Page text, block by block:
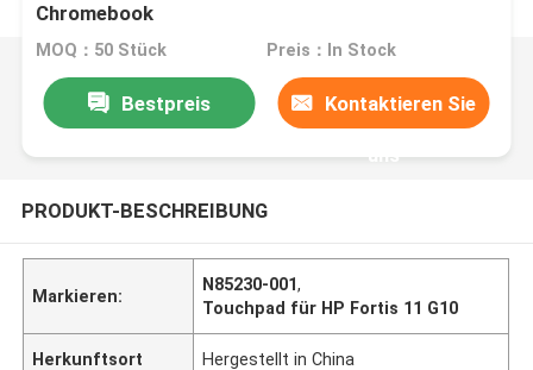
Chromebook
MOQ：50 Stück Preis：In Stock
Bestpreis Kontaktieren Sie
uns
PRODUKT-BESCHREIBUNG
Markieren:
N85230-001,
Touchpad für HP Fortis 11 G10
Herkunftsort Hergestellt in China